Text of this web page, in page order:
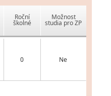
Roční
školné
Možnost
studia pro ZP
0 Ne